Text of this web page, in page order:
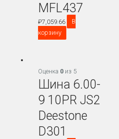
MFL437
₽7,059.66
В
корзину
Оценка 0 из 5
Шина 6.00-
9 10PR JS2
Deestone
D301